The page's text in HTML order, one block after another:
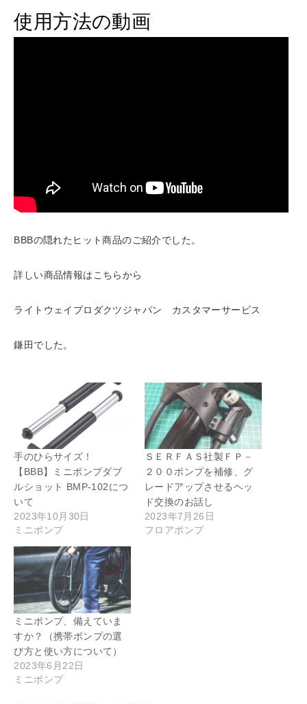
使用方法の動画
BBBの隠れたヒット商品のご紹介でした。
詳しい商品情報は こちらから
ライトウェイプロダクツジャパン カスタマーサービス
鎌田でした。
手のひらサイズ！
【BBB】ミニポンプダブ
ルショット BMP-102につ
いて
2023年10月30日
ミニポンプ
ＳＥＲＦＡＳ社製ＦＰ－
２００ポンプを補修、グ
レードアップさせるヘッ
ド交換のお話し
2023年7月26日
フロアポンプ
ミニポンプ、備えていま
すか？（携帯ポンプの選
び方と使い方について）
2023年6月22日
ミニポンプ